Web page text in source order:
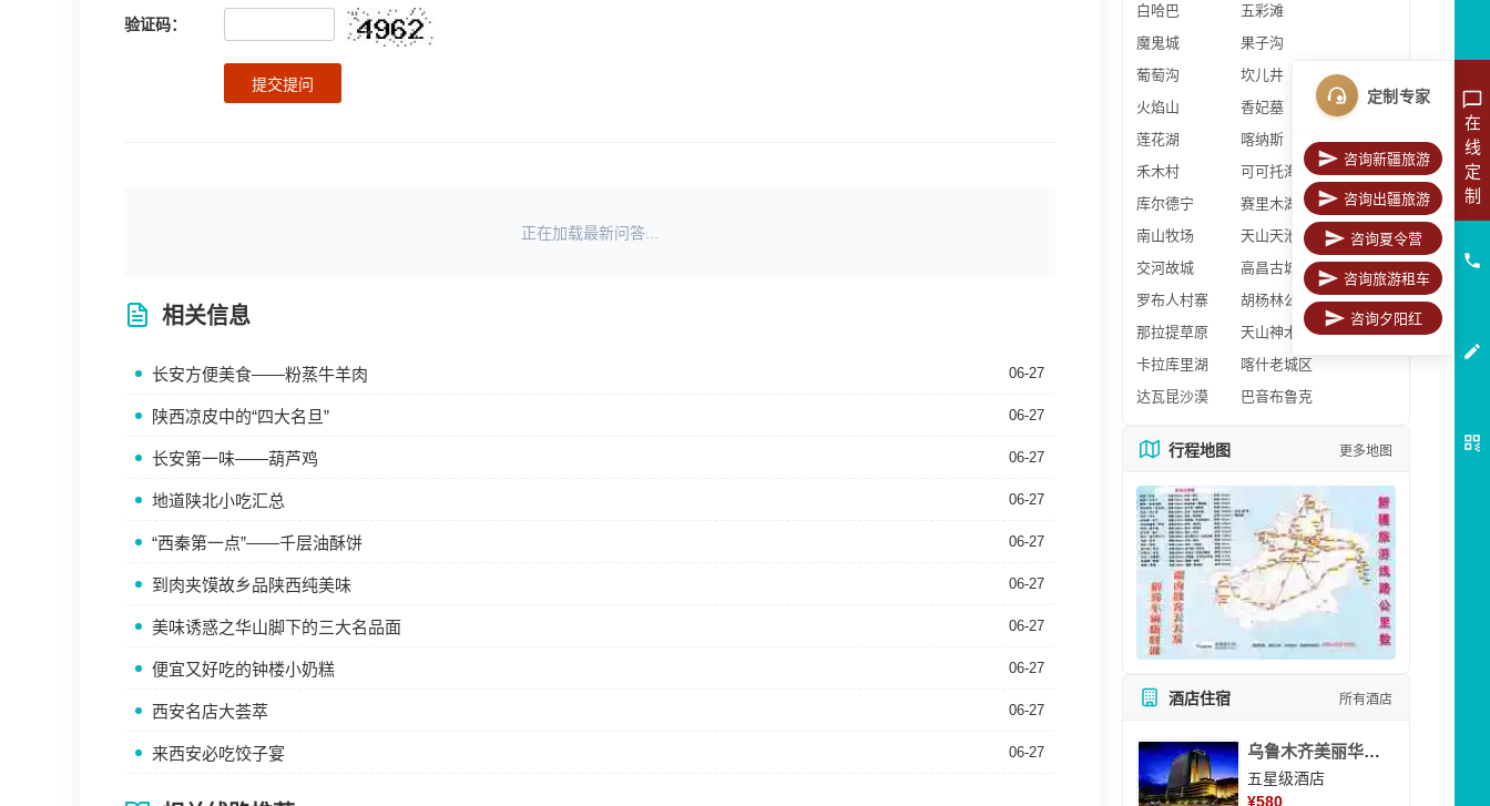
验证码：
提交提问
正在加载最新问答...
相关信息
长安方便美食——粉蒸牛羊肉 06-27
陕西凉皮中的“四大名旦” 06-27
长安第一味——葫芦鸡 06-27
地道陕北小吃汇总 06-27
“西秦第一点”——千层油酥饼 06-27
到肉夹馍故乡品陕西纯美味 06-27
美味诱惑之华山脚下的三大名品面 06-27
便宜又好吃的钟楼小奶糕 06-27
西安名店大荟萃 06-27
来西安必吃饺子宴 06-27
白哈巴
五彩滩
魔鬼城
果子沟
葡萄沟
坎儿井
火焰山
香妃墓
莲花湖
喀纳斯
禾木村
可可托海
库尔德宁
赛里木湖
南山牧场
天山天池
交河故城
高昌古城
罗布人村寨
胡杨林公园
那拉提草原
天山神木园
卡拉库里湖
喀什老城区
达瓦昆沙漠
巴音布鲁克
行程地图 更多地图
酒店住宿 所有酒店
乌鲁木齐美丽华大酒
五星级酒店
¥580
在
线
定
制
定制专家
咨询新疆旅游
咨询出疆旅游
咨询夏令营
咨询旅游租车
咨询夕阳红